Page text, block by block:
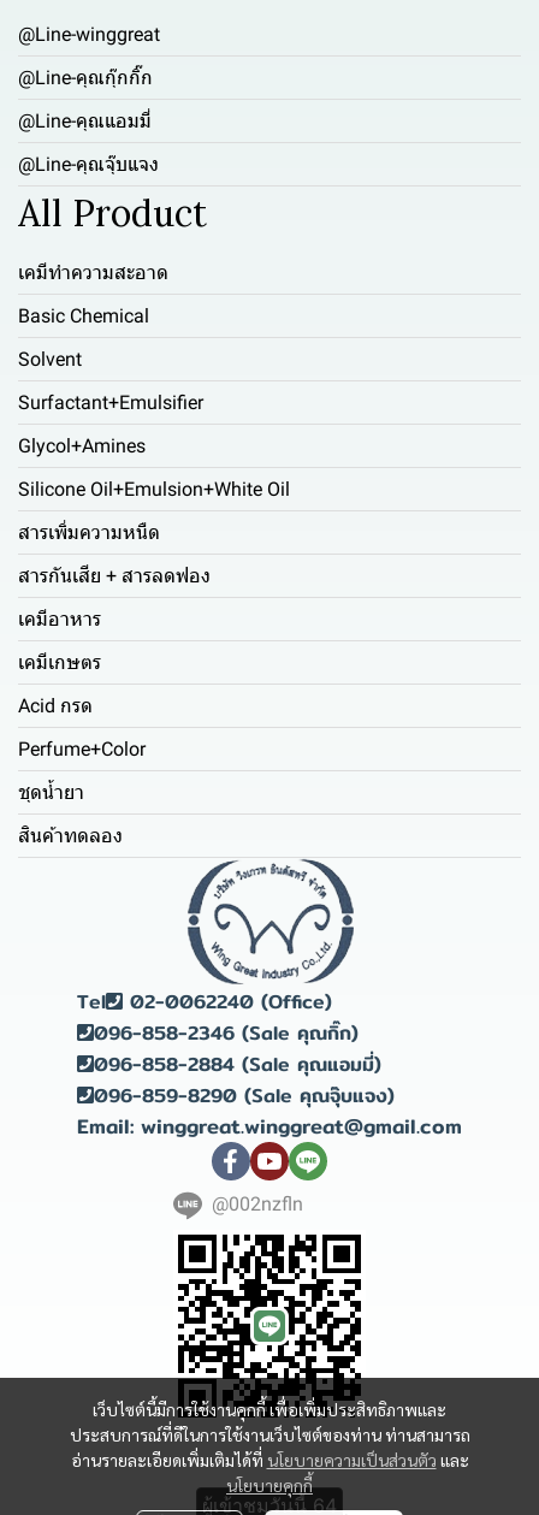
เว็บไซต์นี้มีการใช้งานคุกกี้ เพื่อเพิ่มประสิทธิภาพและ
ประสบการณ์ที่ดีในการใช้งานเว็บไซต์ของท่าน ท่านสามารถ
อ่านรายละเอียดเพิ่มเติมได้ที่ นโยบายความเป็นส่วนตัว และ
นโยบายคุกกี้
@Line-winggreat
@Line-คุณกุ๊กกิ๊ก
@Line-คุณแอมมี่
@Line-คุณจุ๊บแจง
All Product
เคมีทำความสะอาด
Basic Chemical
Solvent
Surfactant+Emulsifier
Glycol+Amines
Silicone Oil+Emulsion+White Oil
สารเพิ่มความหนืด
สารกันเสีย + สารลดฟอง
เคมีอาหาร
เคมีเกษตร
Acid กรด
Perfume+Color
ชุดน้ำยา
สินค้าทดลอง
Tel
02-0062240 (Office)
096-858-2346 (Sale คุณกิ๊ก)
096-858-2884 (Sale คุณแอมมี่)
096-859-8290 (Sale คุณจุ๊บแจง)
Email: winggreat.winggreat@gmail.com
@002nzfln
Copyright 2023 | All Rights Reserved | Powered by winggreat
ผู้เข้าชมวันนี้64